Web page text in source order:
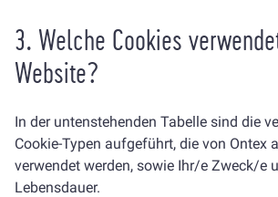
3. Welche Cookies
Website?
In der untenstehenden Tabelle sind die
Cookie-Typen aufgeführt, die von Ontex
verwendet werden, sowie Ihr/e Zweck/e
Lebensdauer.